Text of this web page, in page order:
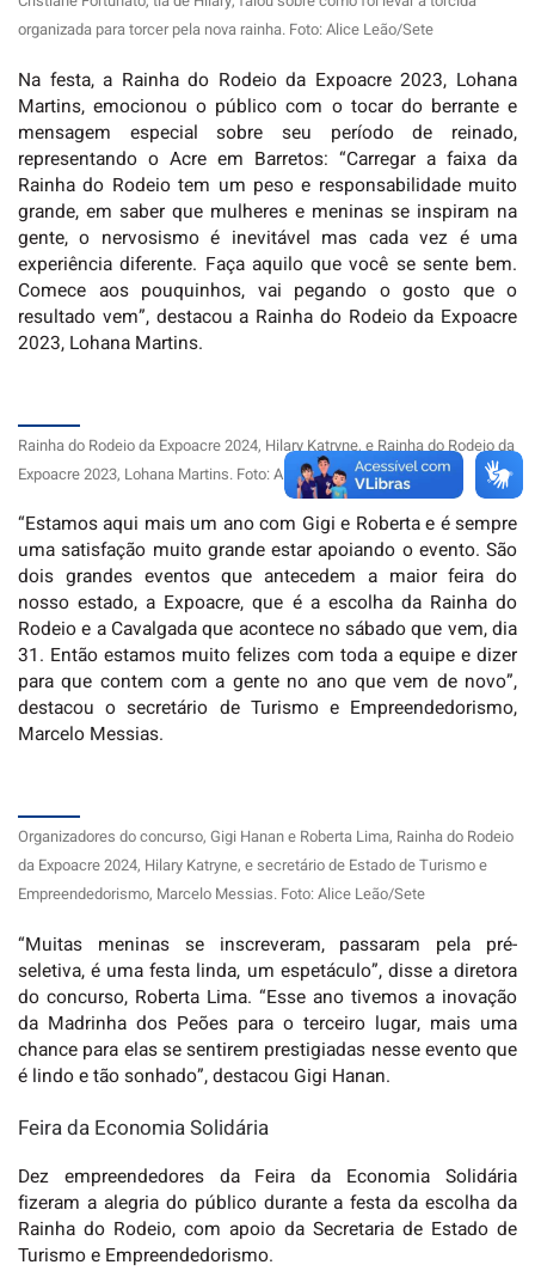
organizada para torcer pela nova rainha. Foto: Alice Leão/Sete
Na festa, a Rainha do Rodeio da Expoacre 2023, Lohana
Martins, emocionou o público com o tocar do berrante e
mensagem especial sobre seu período de reinado,
representando o Acre em Barretos: “Carregar a faixa da
Rainha do Rodeio tem um peso e responsabilidade muito
grande, em saber que mulheres e meninas se inspiram na
gente, o nervosismo é inevitável mas cada vez é uma
experiência diferente. Faça aquilo que você se sente bem.
Comece aos pouquinhos, vai pegando o gosto que o
resultado vem”, destacou a Rainha do Rodeio da Expoacre
2023, Lohana Martins.
Rainha do Rodeio da Expoacre 2024, Hilary Katryne, e Rainha do Rodeio da
Expoacre 2023, Lohana Martins. Foto: Alice Leão/Sete
“Estamos aqui mais um ano com Gigi e Roberta e é sempre
uma satisfação muito grande estar apoiando o evento. São
dois grandes eventos que antecedem a maior feira do
nosso estado, a Expoacre, que é a escolha da Rainha do
Rodeio e a Cavalgada que acontece no sábado que vem, dia
31. Então estamos muito felizes com toda a equipe e dizer
para que contem com a gente no ano que vem de novo”,
destacou o secretário de Turismo e Empreendedorismo,
Marcelo Messias.
Organizadores do concurso, Gigi Hanan e Roberta Lima, Rainha do Rodeio
da Expoacre 2024, Hilary Katryne, e secretário de Estado de Turismo e
Empreendedorismo, Marcelo Messias. Foto: Alice Leão/Sete
“Muitas meninas se inscreveram, passaram pela pré-
seletiva, é uma festa linda, um espetáculo”, disse a diretora
do concurso, Roberta Lima. “Esse ano tivemos a inovação
da Madrinha dos Peões para o terceiro lugar, mais uma
chance para elas se sentirem prestigiadas nesse evento que
é lindo e tão sonhado”, destacou Gigi Hanan.
Feira da Economia Solidária
Dez empreendedores da Feira da Economia Solidária
fizeram a alegria do público durante a festa da escolha da
Rainha do Rodeio, com apoio da Secretaria de Estado de
Turismo e Empreendedorismo.